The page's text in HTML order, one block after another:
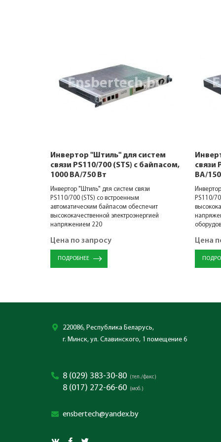
Инвертор "Штиль" для систем
связи PS110/700 (STS) с байпасом,
1000 ВА/750 Вт
Инвертор "Штиль" для систем связи
PS110/700 (STS) со встроенным
автоматическим байпасом обеспечит
высококачественной электроэнергией
напряжением 220
Цена по запросу
ПОДРОБНЕЕ
связи
ВА/
PS110/
Цена
220086, Республика Беларусь,
г. Минск, ул. Славинского, 1 помещение 6
8 (029) 383-30-80 (тел./факс)
8 (017) 272-66-60 (моб.)
ensbertech@yandex.by